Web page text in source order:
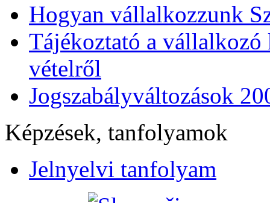
Hogyan vállalkozzunk
Tájékoztató a
vételről
Jogszabályváltozások
Képzések, tanfolyamok
Jelnyelvi tanfolyam